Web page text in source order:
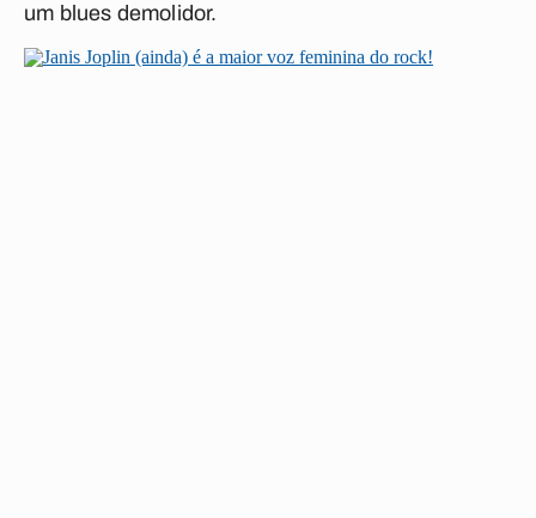
um blues demolidor.